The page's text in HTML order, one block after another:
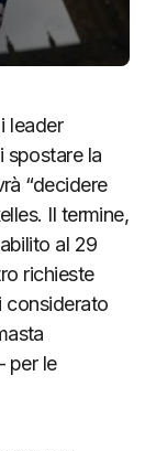
leader
spostare la
“decidere
Il termine,
al 29
richieste
considerato
per le